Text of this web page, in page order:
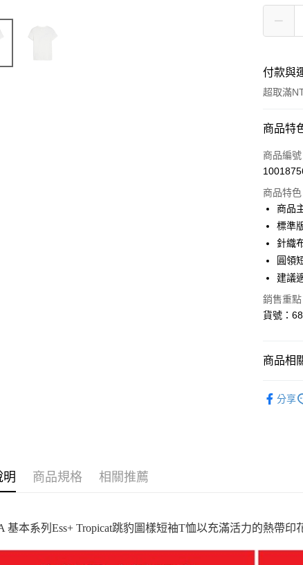
付款與
超取滿
付款方
信用卡一
Apple
街口支付
悠遊付
Google
貨到付款
每筆
每筆
商品特
商品編號
商品特色
商品
標準
針織
圓領
建議
銷售重點
貨號：
商品相
分享
明 商品規格 相關推薦
基本系列Ess+ Tropicat跳豹圖樣短袖T恤以充滿活力的熱帶印